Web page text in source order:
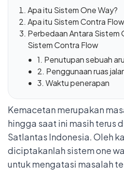
Apa itu Sistem One Way?
Apa itu Sistem Contra
Perbedaan Antara Sistem
Sistem Contra Flow
1. Penutupan sebuah
2. Penggunaan ruas
3. Waktu penerapan
Kemacetan merupakan
hingga saat ini masih terus
Satlantas Indonesia. Oleh
diciptakanlah sistem one
untuk mengatasi masalah